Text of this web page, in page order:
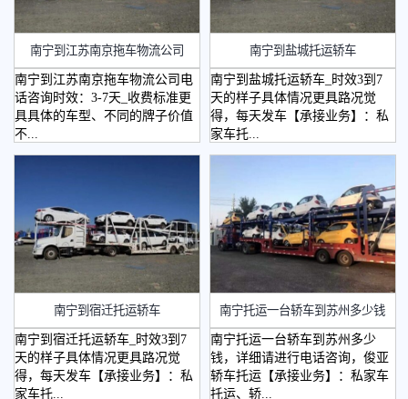
南宁到江苏南京拖车物流公司
南宁到江苏南京拖车物流公司电
话咨询时效：3-7天_收费标准更
具具体的车型、不同的牌子价值
不...
南宁到盐城托运轿车
南宁到盐城托运轿车_时效3到7
天的样子具体情况更具路况觉
得，每天发车【承接业务】：私
家车托...
南宁到宿迁托运轿车
南宁到宿迁托运轿车_时效3到7
天的样子具体情况更具路况觉
得，每天发车【承接业务】：私
家车托...
南宁托运一台轿车到苏州多少钱
南宁托运一台轿车到苏州多少
钱，详细请进行电话咨询，俊亚
轿车托运【承接业务】：私家车
托运、轿...